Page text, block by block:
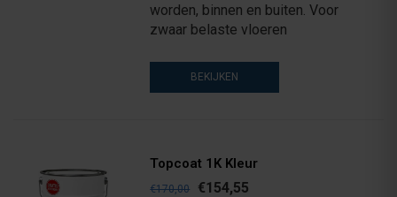
worden, binnen en buiten. Voor
zwaar belaste vloeren
BEKIJKEN
Topcoat 1K Kleur
€170,00 €154,55